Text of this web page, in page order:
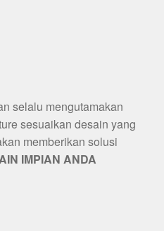
selalu mengutamakan
sesuaikan desain yang
memberikan solusi
IMPIAN ANDA